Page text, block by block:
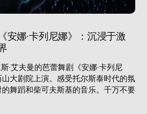
安娜·卡列尼娜》：沉浸于激
·艾夫曼的芭蕾舞剧《安娜·卡列尼
大剧院上演。感受托尔斯泰时代的氛
舞蹈和柴可夫斯基的音乐。千万不要